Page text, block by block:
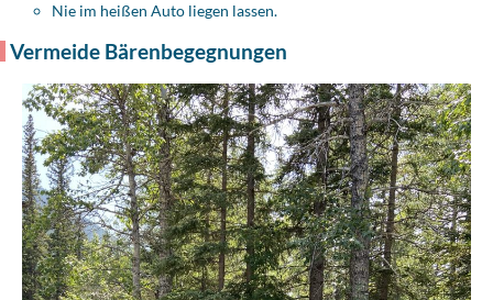
Nie im heißen Auto liegen lassen.
Vermeide Bärenbegegnungen